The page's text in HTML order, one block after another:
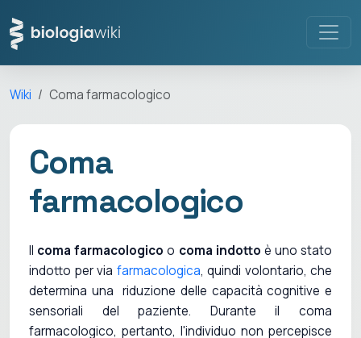
Wiki Coma farmacologico
Coma
farmacologico
Il coma farmacologico o coma indotto è uno stato
indotto per via farmacologica, quindi volontario, che
determina una riduzione delle capacità cognitive e
sensoriali del paziente. Durante il coma
farmacologico, pertanto, l'individuo non percepisce